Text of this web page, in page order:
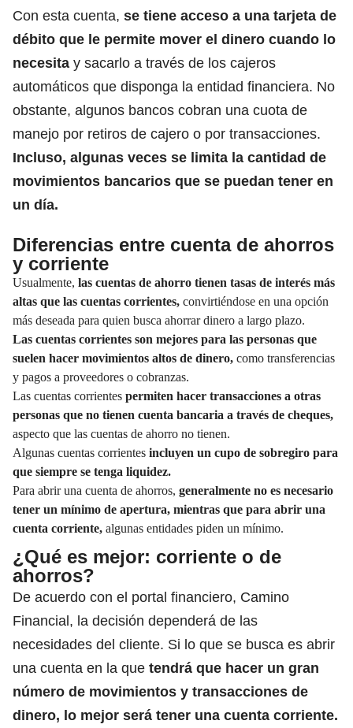
Con esta cuenta, se tiene acceso a una tarjeta de
débito que le permite mover el dinero cuando lo
necesita y sacarlo a través de los cajeros
automáticos que disponga la entidad financiera. No
obstante, algunos bancos cobran una cuota de
manejo por retiros de cajero o por transacciones.
Incluso, algunas veces se limita la cantidad de
movimientos bancarios que se puedan tener en
un día.
Diferencias entre cuenta de ahorros
y corriente
Usualmente, las cuentas de ahorro tienen tasas de interés más
altas que las cuentas corrientes, convirtiéndose en una opción
más deseada para quien busca ahorrar dinero a largo plazo.
Las cuentas corrientes son mejores para las personas que
suelen hacer movimientos altos de dinero, como transferencias
y pagos a proveedores o cobranzas.
Las cuentas corrientes permiten hacer transacciones a otras
personas que no tienen cuenta bancaria a través de cheques,
aspecto que las cuentas de ahorro no tienen.
Algunas cuentas corrientes incluyen un cupo de sobregiro para
que siempre se tenga liquidez.
Para abrir una cuenta de ahorros, generalmente no es necesario
tener un mínimo de apertura, mientras que para abrir una
cuenta corriente, algunas entidades piden un mínimo.
¿Qué es mejor: corriente o de
ahorros?
De acuerdo con el portal financiero, Camino
Financial, la decisión dependerá de las
necesidades del cliente. Si lo que se busca es abrir
una cuenta en la que tendrá que hacer un gran
número de movimientos y transacciones de
dinero, lo mejor será tener una cuenta corriente.